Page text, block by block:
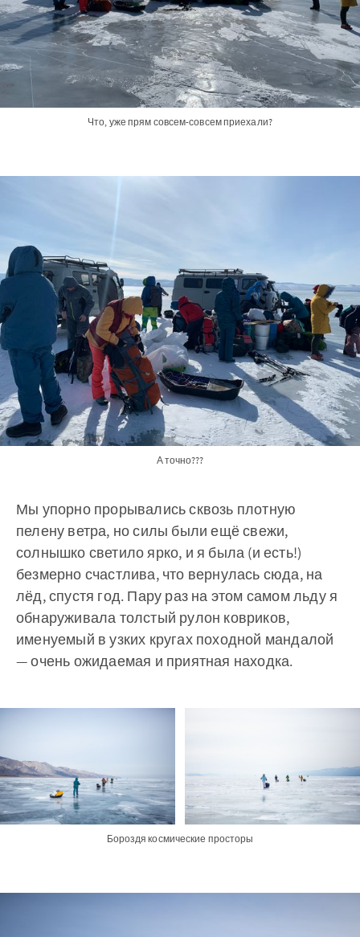
Что, уже прям совсем-совсем приехали?
А точно???
Мы упорно прорывались сквозь плотную
пелену ветра, но силы были ещё свежи,
солнышко светило ярко, и я была (и есть!)
безмерно счастлива, что вернулась сюда, на
лёд, спустя год. Пару раз на этом самом льду я
обнаруживала толстый рулон ковриков,
именуемый в узких кругах походной мандалой
— очень ожидаемая и приятная находка.
Бороздя космические просторы